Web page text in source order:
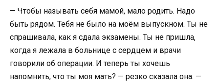
— Чтобы называть себя мамой, мало родить. Надо
быть рядом. Тебя не было на моём выпускном. Ты не
спрашивала, как я сдала экзамены. Ты не пришла,
когда я лежала в больнице с сердцем и врачи
говорили об операции. И теперь ты хочешь
напомнить, что ты моя мать? — резко сказала она. —